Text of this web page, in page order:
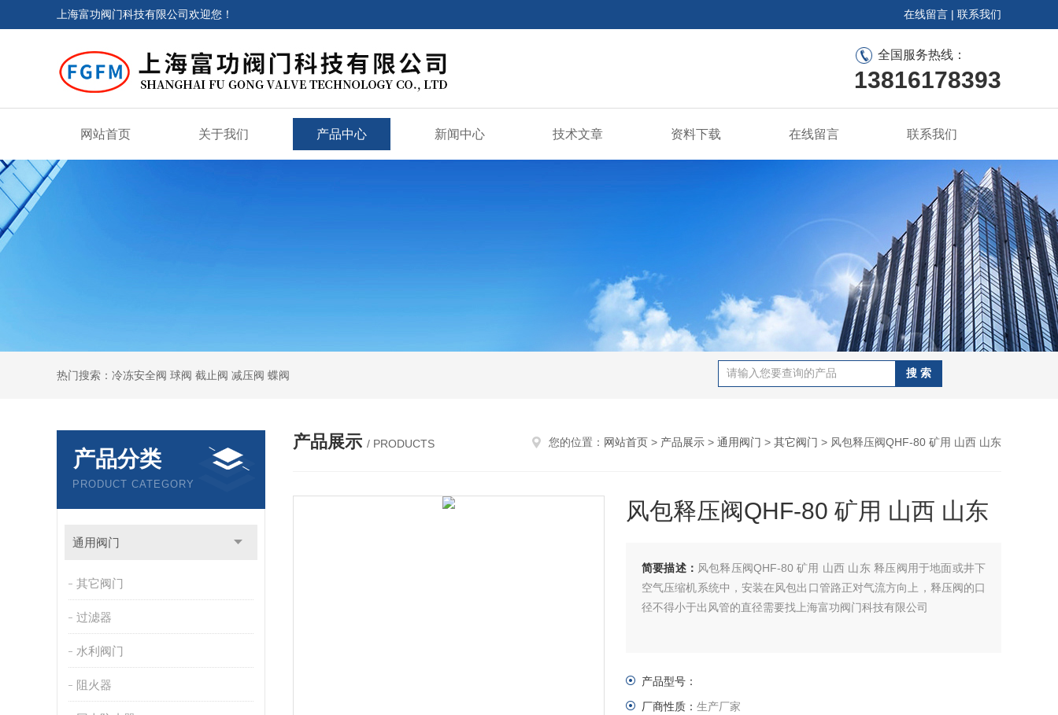
上海富功阀门科技有限公司欢迎您！ 在线留言 | 联系我们
全国服务热线：
13816178393
网站首页 关于我们 产品中心 新闻中心 技术文章 资料下载 在线留言 联系我们
热门搜索：冷冻安全阀 球阀 截止阀 减压阀 蝶阀
产品分类
PRODUCT CATEGORY
通用阀门
其它阀门
过滤器
水利阀门
阻火器
产品展示 / PRODUCTS 您的位置： 网站首页 > 产品展示 > 通用阀门 > 其它阀门 > 风包释压阀QHF-80 矿用 山西 山东
风包释压阀QHF-80 矿用 山西 山东
简要描述： 风包释压阀QHF-80 矿用 山西 山东 释压阀用于地面或井下
空气压缩机系统中，安装在风包出口管路正对气流方向上，释压阀的口
径不得小于出风管的直径需要找上海富功阀门科技有限公司
产品型号：
厂商性质： 生产厂家